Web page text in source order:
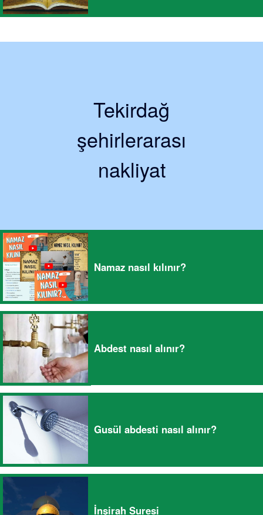
Tekirdağ
şehirlerarası
nakliyat
Namaz nasıl kılınır?
Abdest nasıl alınır?
Gusül abdesti nasıl alınır?
İnşirah Suresi